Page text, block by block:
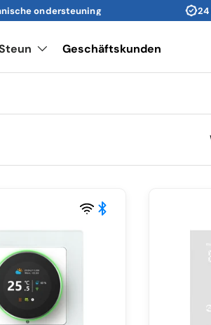
ondersteuning
Geschäftskunden